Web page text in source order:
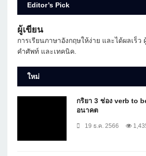
Editor’s Pick
ผู้เขียน
การเรียนภาษาอังกฤษให้ง่าย และได้ผลเร็ว
คำศัพท์ และเทคนิค.
ใหม่
กริยา 3 ช่อง verb to
อนาคต
19 ธ.ค. 2566